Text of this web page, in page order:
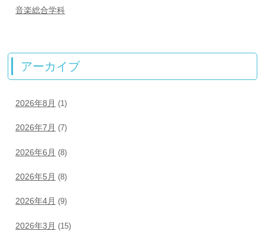
音楽総合学科
アーカイブ
2026年8月 (1)
2026年7月 (7)
2026年6月 (8)
2026年5月 (8)
2026年4月 (9)
2026年3月 (15)